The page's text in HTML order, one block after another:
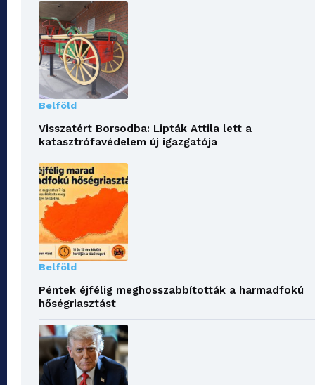
Belföld
Visszatért Borsodba: Lipták Attila lett a
katasztrófavédelem új igazgatója
Belföld
Péntek éjfélig meghosszabbították a harmadfokú
hőségriasztást